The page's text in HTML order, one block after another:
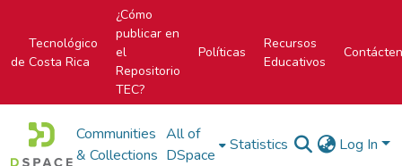
Tecnológico
de Costa Rica
¿Cómo
publicar en
el
Repositorio
TEC?
Políticas
Recursos
Educativos
Communities
& Collections
All of
DSpace
Statistics Log In